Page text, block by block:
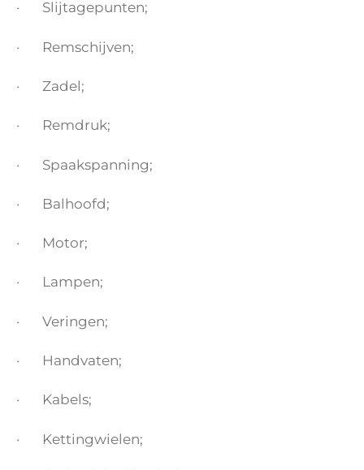
· Slijtagepunten;
· Remschijven;
· Zadel;
· Remdruk;
· Spaakspanning;
· Balhoofd;
· Motor;
· Lampen;
· Veringen;
· Handvaten;
· Kabels;
· Kettingwielen;